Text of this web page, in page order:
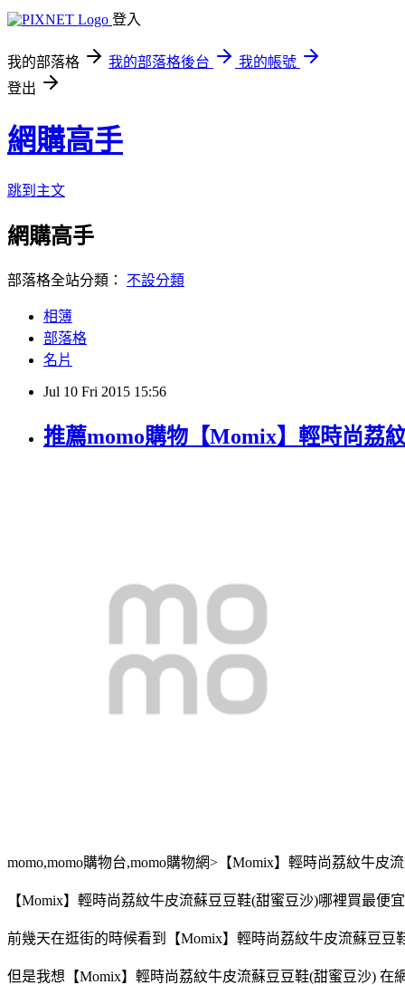
登入
我的部落格 我的部落格後台
我的帳號
登出
網購高手
跳到主文
網購高手
部落格全站分類： 不設分類
相簿
部落格
名片
Jul 10 Fri 2015 15:56
推薦momo購物【Momix】輕時尚荔
momo,momo購物台,momo購物網>【Momix】輕時尚荔紋牛
【Momix】輕時尚荔紋牛皮流蘇豆豆鞋(甜蜜豆沙)哪裡買最
前幾天在逛街的時候看到【Momix】輕時尚荔紋牛皮流蘇豆
但是我想【Momix】輕時尚荔紋牛皮流蘇豆豆鞋(甜蜜豆沙)